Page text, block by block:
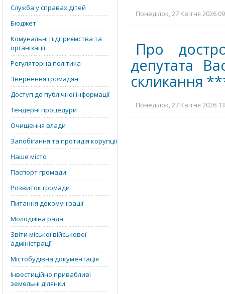
Служба у справах дітей
Бюджет
Комунальні підприємства та
організації
Регуляторна політика
Звернення громадян
Доступ до публічної інформації
Тендерні процедури
Очищення влади
Запобігання та протидія корупції
Наше місто
Паспорт громади
Розвиток громади
Питання декомунізації
Молодіжна рада
Звіти міської військової
адміністрації
Містобудівна документація
Інвестиційно привабливі
земельні ділянки
Понеділок, 27 Квітня 2026
Про
депутата
скликання
Понеділок, 27 Квітня 2026